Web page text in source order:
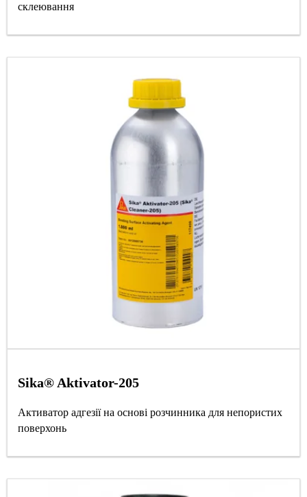
склеювання
Sika® Aktivator-205
Активатор адгезії на основі розчинника для непористих
поверхонь